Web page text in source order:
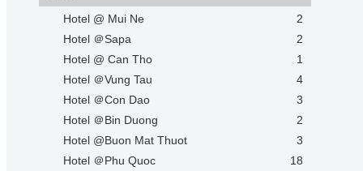
Hotel @ Mui Ne
2
Hotel ＠Sapa
2
Hotel @ Can Tho
1
Hotel ＠Vung Tau
4
Hotel ＠Con Dao
3
Hotel ＠Bin Duong
2
Hotel @Buon Mat Thuot
3
Hotel ＠Phu Quoc
18